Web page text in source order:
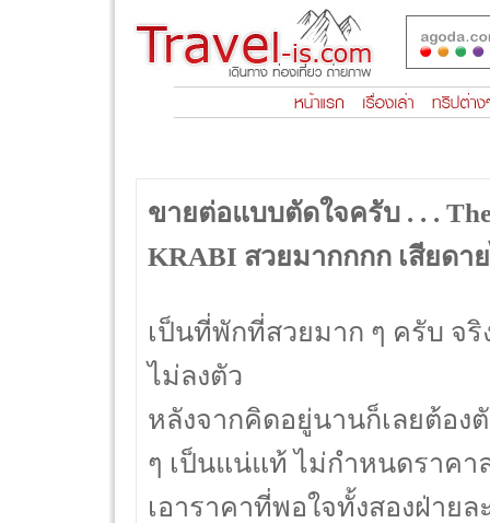
ขายต่อแบบตัดใจครับ . . .
KRABI สวยมากกกก เสียดา
เป็นที่พักที่สวยมาก ๆ ครับ จริ
ไม่ลงตัว
หลังจากคิดอยู่นานก็เลยต้อง
ๆ เป็นแน่แท้ ไม่กำหนดราคา
เอาราคาที่พอใจทั้งสองฝ่าย